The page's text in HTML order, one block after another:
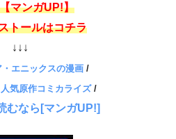
マンガUP!】
トールはコチラ
↓↓↓
・エニックスの漫画 /
気原作コミカライズ/
むなら[マンガUP!]